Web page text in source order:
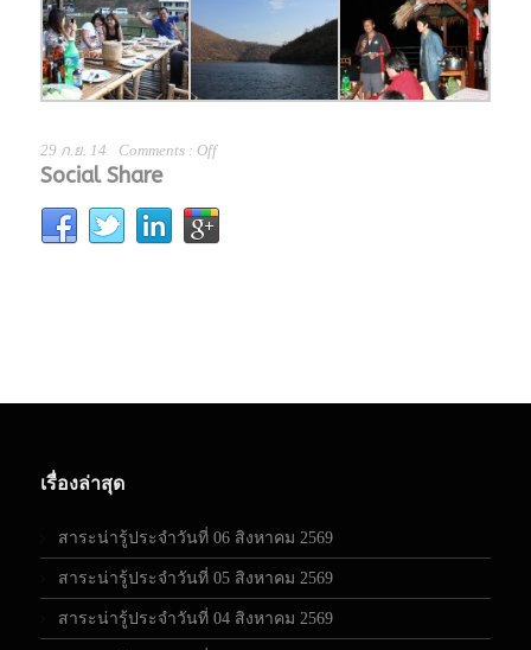
29 ก.ย. 14 Comments : Off
Social Share
เรื่องล่าสุด
สาระน่ารู้ประจำวันที่ 06 สิงหาคม 2569
สาระน่ารู้ประจำวันที่ 05 สิงหาคม 2569
สาระน่ารู้ประจำวันที่ 04 สิงหาคม 2569